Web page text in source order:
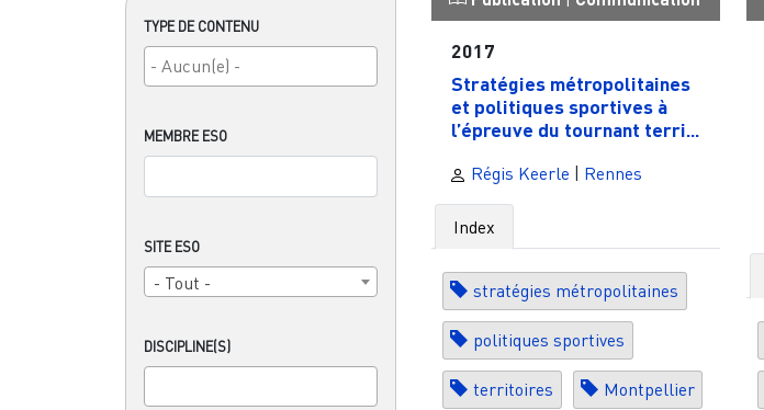
TYPE DE CONTENU
MEMBRE ESO
SITE ESO
- Tout -
DISCIPLINE(S)
2017
Stratégies métropolitaines
et politiques sportives à
l’épreuve du tournant terri...
Régis Keerle | Rennes
Index
stratégies métropolitaines
politiques sportives
territoires Montpellier